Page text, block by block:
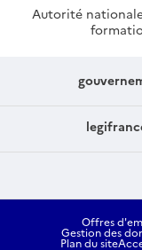
Autorité
Offres
Gestion des
Plan du site